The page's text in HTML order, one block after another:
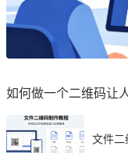
如何做一个二维码让
文件